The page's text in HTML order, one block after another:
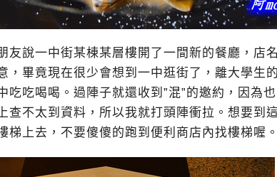
友說一中街某棟某層樓開了一間新的餐廳，店
，畢竟現在很少會想到一中逛街了，離大學生
吃吃喝喝。過陣子就還收到”混”的邀約，因為
查不太到資料，所以我就打頭陣衝拉。想要到
梯上去，不要傻傻的跑到便利商店內找樓梯喔。